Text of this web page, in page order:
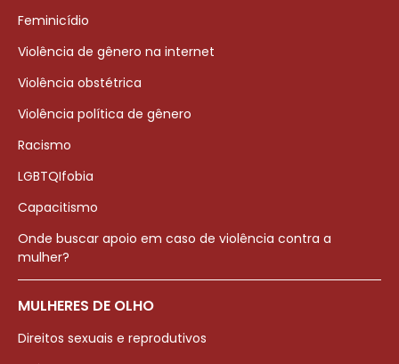
Feminicídio
Violência de gênero na internet
Violência obstétrica
Violência política de gênero
Racismo
LGBTQIfobia
Capacitismo
Onde buscar apoio em caso de violência contra a
mulher?
MULHERES DE OLHO
Direitos sexuais e reprodutivos